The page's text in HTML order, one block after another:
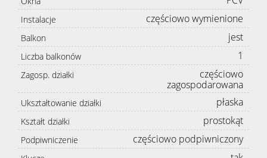
Instalacje częściowo wymienione
Balkon jest
Liczba balkonów 1
Zagosp. działki
częściowo
zagospodarowana
Ukształtowanie działki płaska
Kształt działki prostokąt
Podpiwniczenie częściowo podpiwniczony